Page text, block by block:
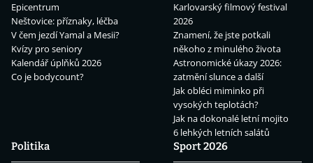
Epicentrum
Neštovice: příznaky, léčba
V čem jezdí Yamal a Mesii?
Kvízy pro seniory
Kalendář úplňků 2026
Co je bodycount?
Karlovarský filmový festival
2026
Znamení, že jste potkali
někoho z minulého života
Astronomické úkazy 2026:
zatmění slunce a další
Jak obléci miminko při
vysokých teplotách?
Jak na dokonalé letní mojito
6 lehkých letních salátů
Politika
Sport 2026